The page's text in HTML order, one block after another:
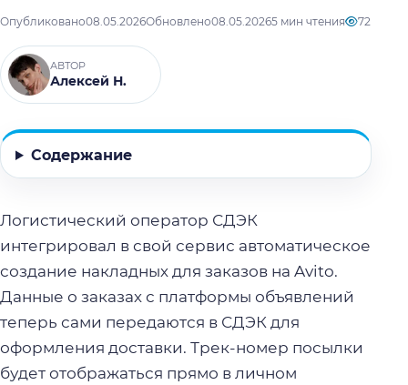
Опубликовано08.05.2026Обновлено08.05.20265 мин чтения 72
АВТОР
Алексей Н.
Содержание
Логистический оператор СДЭК
интегрировал в свой сервис автоматическое
создание накладных для заказов на Avito.
Данные о заказах с платформы объявлений
теперь сами передаются в СДЭК для
оформления доставки. Трек-номер посылки
будет отображаться прямо в личном